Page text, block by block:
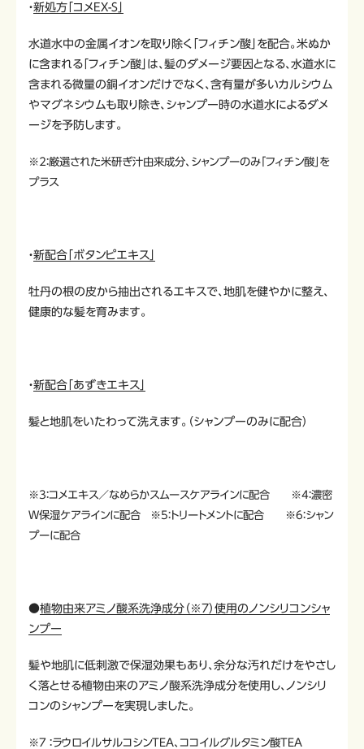
・新処方「コメEX-S」
水道水中の金属イオンを取り除く「フィチン酸」を配合。米ぬか
に含まれる「フィチン酸」は、髪のダメージ要因となる、水道水に
含まれる微量の銅イオンだけでなく、含有量が多いカルシウム
やマグネシウムも取り除き、シャンプー時の水道水によるダメ
ージを予防します。
※2：厳選された米研ぎ汁由来成分、シャンプーのみ「フィチン酸」を
プラス
・新配合「ボタンピエキス」
牡丹の根の皮から抽出されるエキスで、地肌を健やかに整え、
健康的な髪を育みます。
・新配合「あずきエキス」
髪と地肌をいたわって洗えます。（シャンプーのみに配合）
※3：コメエキス／なめらかスムースケアラインに配合 ※4：濃密
Ｗ保湿ケアラインに配合 ※5：トリートメントに配合 ※6：シャン
プーに配合
●植物由来アミノ酸系洗浄成分（※7）使用のノンシリコンシャ
ンプー
髪や地肌に低刺激で保湿効果もあり、余分な汚れだけをやさし
く落とせる植物由来のアミノ酸系洗浄成分を使用し、ノンシリ
コンのシャンプーを実現しました。
※7 ：ラウロイルサルコシンTEA、ココイルグルタミン酸TEA